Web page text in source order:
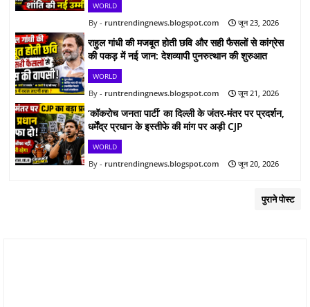
WORLD
runtrendingnews.blogspot.com जून 23, 2026
राहुल गांधी की मजबूत होती छवि और सही फैसलों से कांग्रेस
की पकड़ में नई जान: देशव्यापी पुनरुत्थान की शुरुआत
WORLD
runtrendingnews.blogspot.com जून 21, 2026
‘कॉकरोच जनता पार्टी’ का दिल्ली के जंतर-मंतर पर प्रदर्शन,
धर्मेंद्र प्रधान के इस्तीफे की मांग पर अड़ी CJP
WORLD
runtrendingnews.blogspot.com जून 20, 2026
पुराने पोस्ट